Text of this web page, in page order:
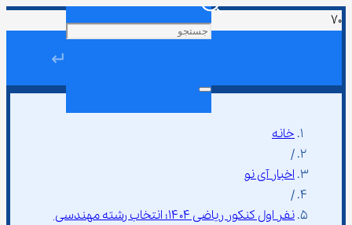
↵
خانه
/
اخبار آی نو
/
نفر اول کنکور ریاضی ۱۴۰۴؛ انتخاب رشته مهندسی